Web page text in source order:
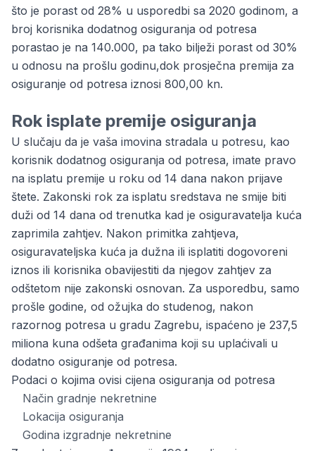
što je porast od 28% u usporedbi sa 2020 godinom, a
broj korisnika dodatnog osiguranja od potresa
porastao je na 140.000, pa tako bilježi porast od 30%
u odnosu na prošlu godinu,dok prosječna premija za
osiguranje od potresa iznosi 800,00 kn.
Rok isplate premije osiguranja
U slučaju da je vaša imovina stradala u potresu, kao
korisnik dodatnog osiguranja od potresa, imate pravo
na isplatu premije u roku od 14 dana nakon prijave
štete. Zakonski rok za isplatu sredstava ne smije biti
duži od 14 dana od trenutka kad je osiguravatelja kuća
zaprimila zahtjev. Nakon primitka zahtjeva,
osiguravateljska kuća ja dužna ili isplatiti dogovoreni
iznos ili korisnika obavijestiti da njegov zahtjev za
odštetom nije zakonski osnovan. Za usporedbu, samo
prošle godine, od ožujka do studenog, nakon
razornog potresa u gradu Zagrebu, ispaćeno je 237,5
miliona kuna odšeta građanima koji su uplaćivali u
dodatno osiguranje od potresa.
Podaci o kojima ovisi cijena osiguranja od potresa
Način gradnje nekretnine
Lokacija osiguranja
Godina izgradnje nekretnine